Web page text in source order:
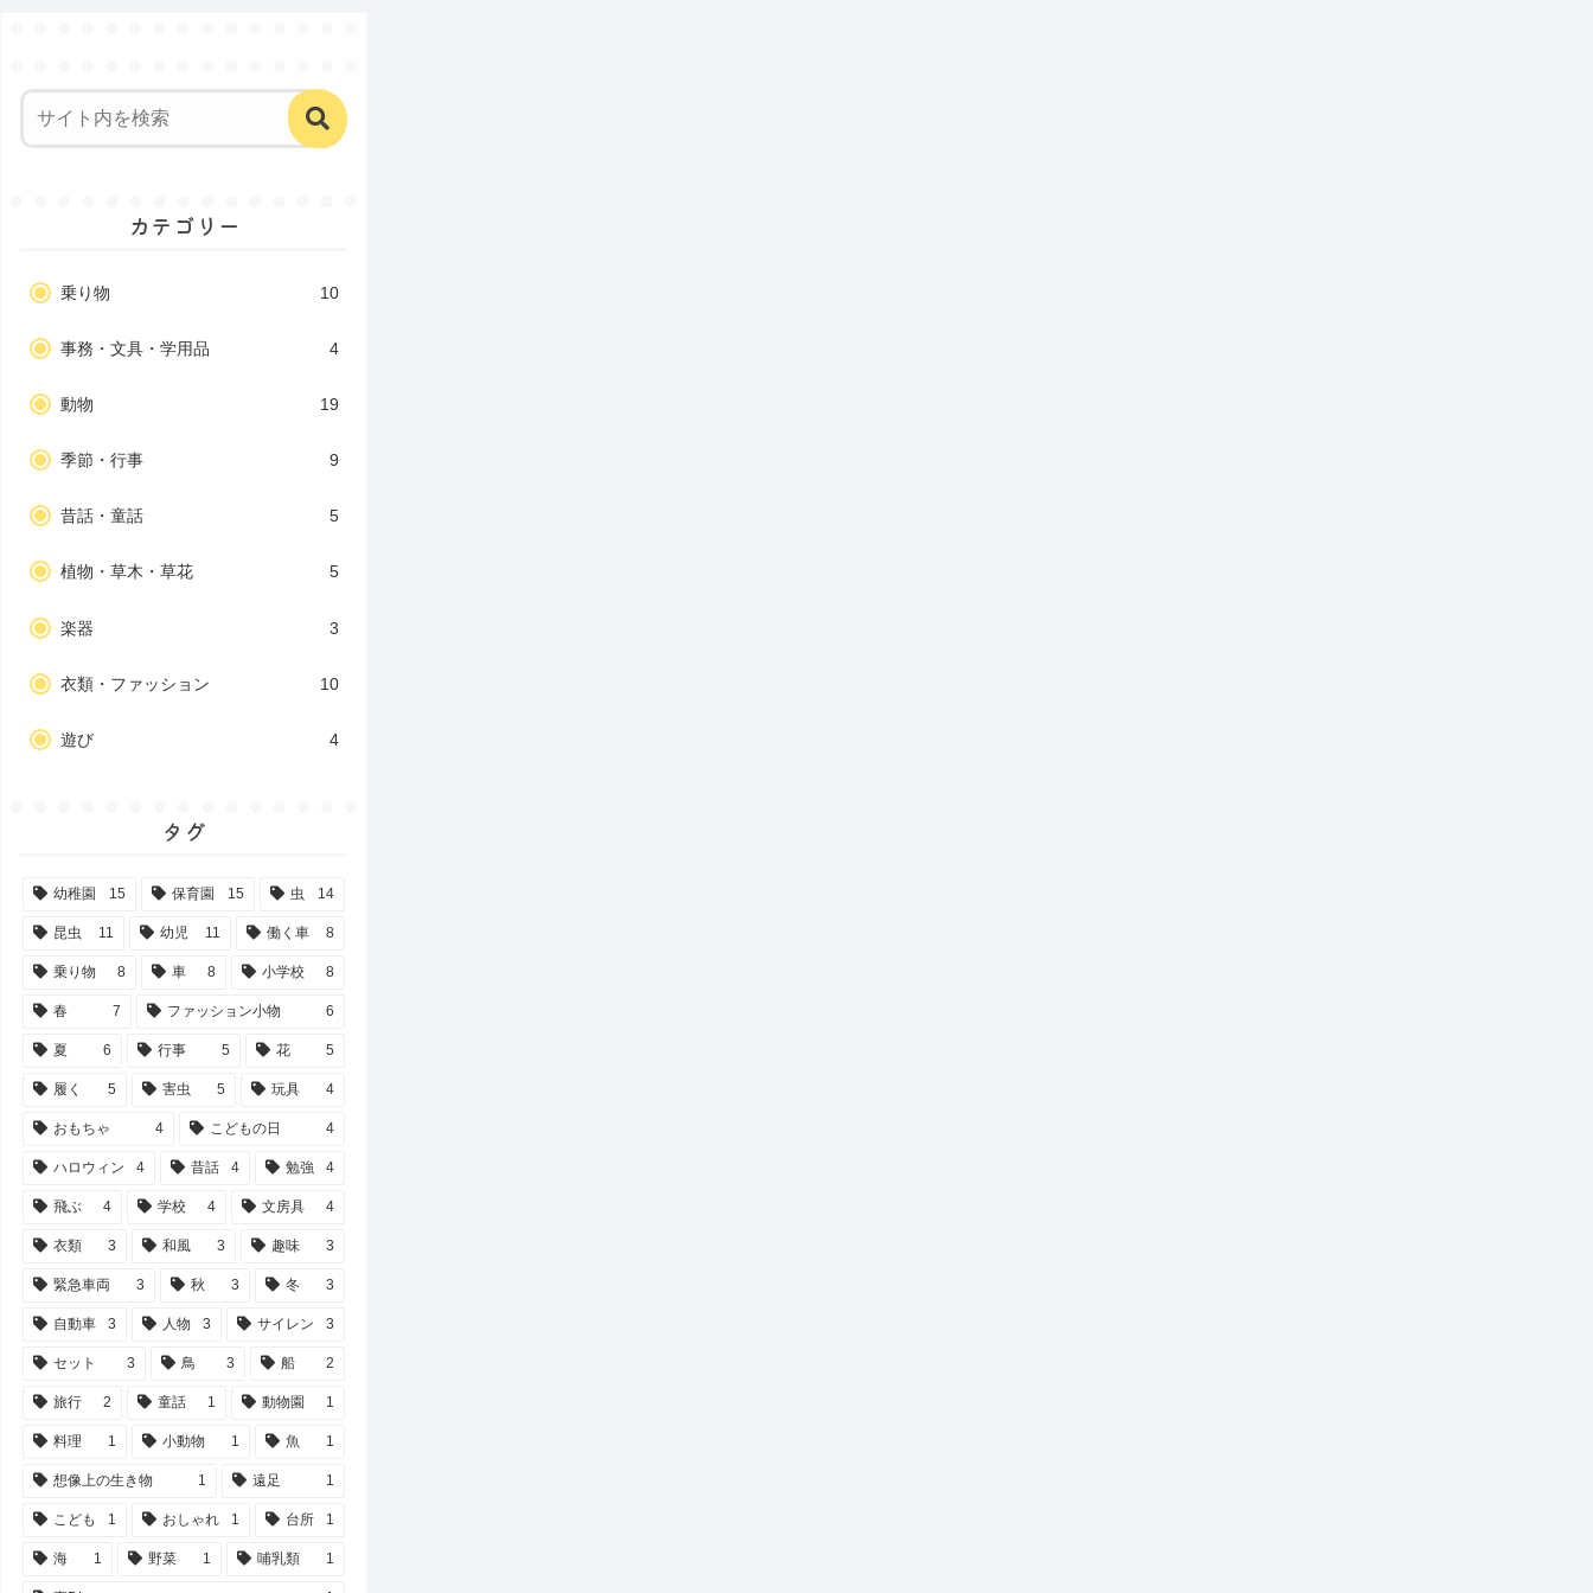
カテゴリー
乗り物 10
事務・文具・学用品 4
動物 19
季節・行事 9
昔話・童話 5
植物・草木・草花 5
楽器 3
衣類・ファッション 10
遊び 4
タグ
幼稚園 15 保育園 15 虫 14
昆虫 11 幼児 11 働く車 8
乗り物 8 車 8 小学校 8
春 7 ファッション小物 6
夏 6 行事 5 花 5
履く 5 害虫 5 玩具 4
おもちゃ 4 こどもの日 4
ハロウィン 4 昔話 4 勉強 4
飛ぶ 4 学校 4 文房具 4
衣類 3 和風 3 趣味 3
緊急車両 3 秋 3 冬 3
自動車 3 人物 3 サイレン 3
セット 3 鳥 3 船 2
旅行 2 童話 1 動物園 1
料理 1 小動物 1 魚 1
想像上の生き物 1 遠足 1
こども 1 おしゃれ 1 台所 1
海 1 野菜 1 哺乳類 1